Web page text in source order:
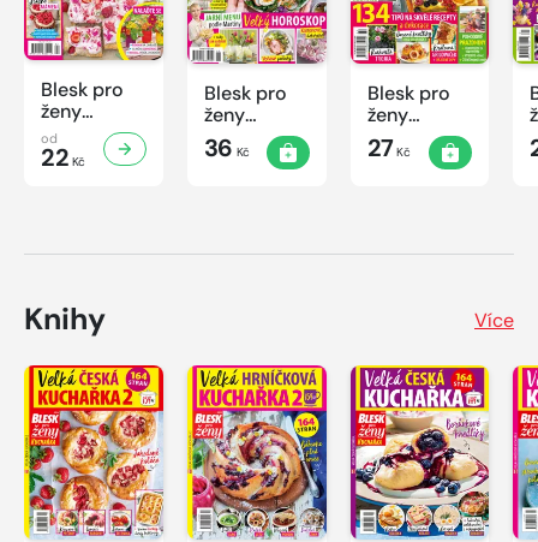
Blesk pro
ženy
speciál
č.2/2026
od
22 Kč
Blesk pro
ženy
speciál
č.1/2026
36 Kč
Blesk pro
ženy
speciál
č.2/2025
27Kč
Knihy Více